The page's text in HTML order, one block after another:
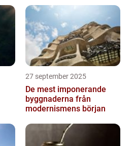
27 september 2025
De mest imponerande
byggnaderna från
modernismens början